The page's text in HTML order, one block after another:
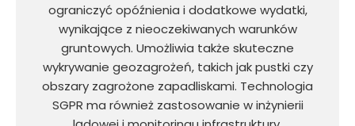
ograniczyć opóźnienia i dodatkowe wydatki,
wynikające z nieoczekiwanych warunków
gruntowych. Umożliwia także skuteczne
wykrywanie geozagrożeń, takich jak pustki czy
obszary zagrożone zapadliskami. Technologia
SGPR ma również zastosowanie w inżynierii